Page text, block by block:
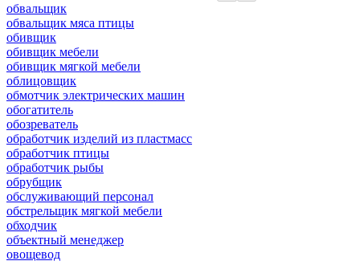
обвальщик
обвальщик мяса птицы
обивщик
обивщик мебели
обивщик мягкой мебели
облицовщик
обмотчик электрических машин
обогатитель
обозреватель
обработчик изделий из пластмасс
обработчик птицы
обработчик рыбы
обрубщик
обслуживающий персонал
обстрельщик мягкой мебели
обходчик
объектный менеджер
овощевод